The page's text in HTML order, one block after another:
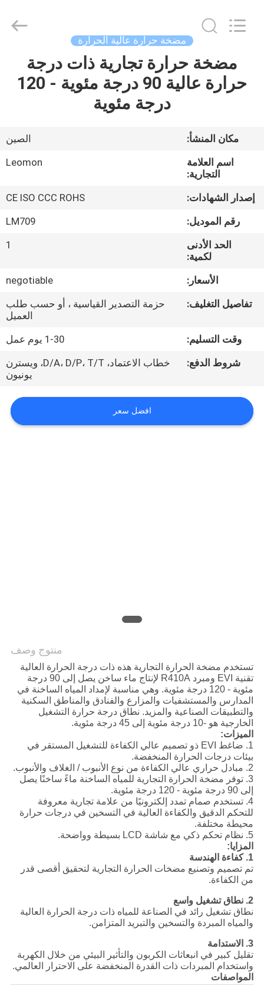
الصفحة
الرئيسية
فيديوهات
معلومات
جولة
المصنع
مراقبة
الجودة
بنا
الخصوصية
مضخة حرارة عالية الحرارة
مضخة حرارة تجارية ذات درجة
حرارة عالية 90 درجة مئوية - 120
درجة مئوية
مكان المنشأ:
الصين
اسم العلامة
التجارية:
Leomon
إصدار الشهادات:
CE ISO CCC ROHS
رقم الموديل:
LM709
الحد الأدنى
لكمية:
1
الأسعار:
negotiable
تفاصيل التغليف:
حزمة التصدير القياسية ، أو حسب طلب
العميل
وقت التسليم:
1-30 يوم عمل
شروط الدفع:
خطاب الاعتماد، D/A، D/P، T/T، ويسترن
يونيون
افضل سعر
منتوج وصف
تستخدم مضخة الحرارة التجارية هذه ذات درجة الحرارة العالية
تقنية EVI ومبرد R410A لإنتاج ماء ساخن يصل إلى 90 درجة
مئوية - 120 درجة مئوية. وهي مناسبة لإمداد المياه الساخنة في
المدارس والمستشفيات والمزارع والفنادق والمناطق السكنية
والتطبيقات الصناعية والمزيد. نطاق درجة حرارة التشغيل
الخارجية هو -10 درجة مئوية إلى 45 درجة مئوية.
الميزات:
1. ضاغط EVI ذو تصميم عالي الكفاءة للتشغيل المستقر في
بيئات درجات الحرارة المنخفضة.
2. مبادل حراري عالي الكفاءة من نوع الأنبوب / الغلاف والأنبوب.
3. توفر مضخة الحرارة التجارية للمياه الساخنة ماءً ساخنًا يصل
إلى 90 درجة مئوية - 120 درجة مئوية.
4. تستخدم صمام تمدد إلكترونيًا من علامة تجارية معروفة
للتحكم الدقيق والكفاءة العالية في التسخين في درجات حرارة
محيطة مختلفة.
5. نظام تحكم ذكي مع شاشة LCD بسيطة وواضحة.
المزايا:
1. كفاءة الهندسة
تم تصميم وتصنيع مضخات الحرارة التجارية لتحقيق أقصى قدر
من الكفاءة.
2. نطاق تشغيل واسع
نطاق تشغيل رائد في الصناعة للمياه ذات درجة الحرارة العالية
والمياه المبردة والتسخين والتبريد المتزامن.
3. الاستدامة
تقليل كبير في انبعاثات الكربون والتأثير البيئي من خلال الكهربة
واستخدام المبردات ذات القدرة المنخفضة على الاحترار العالمي.
المواصفات